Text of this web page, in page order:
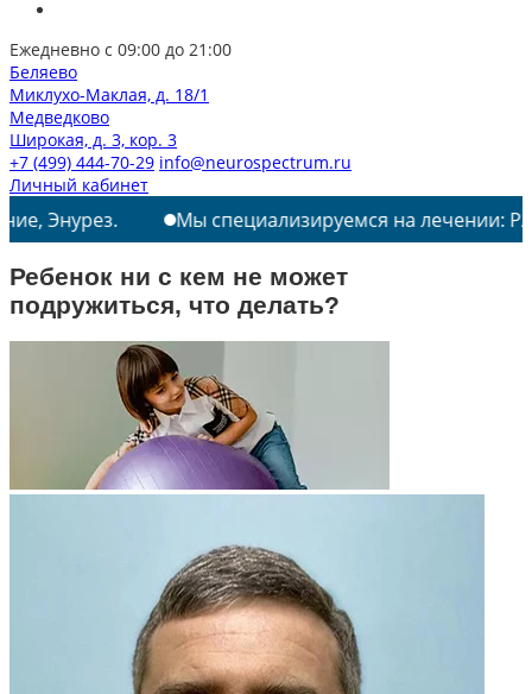
Ежедневно с 09:00 до 21:00
Беляево
Миклухо-Маклая, д. 18/1
Медведково
Широкая, д. 3, кор. 3
+7 (499) 444-70-29 info@neurospectrum.ru
Личный кабинет
Мы специализируемся на лечении: РАС,
Ребенок ни с кем не может
подружиться, что делать?